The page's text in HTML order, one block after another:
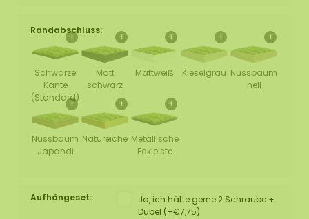
Randabschluss:
+
Schwarze
Kante
(Standard)
+
Matt
schwarz
+
Mattweiß
+
Kieselgrau
+
Nussbaum
hell
+
Nussbaum
Japandi
+
Natureiche
+
Metallische
Eckleiste
Aufhängeset:
Ja, ich hätte gerne 2 Schraube +
Dübel (+€7,75)